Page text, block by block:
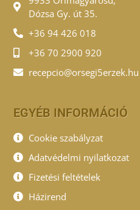
Dózsa Gy. út 35.
+36 94 426 018
+36 70 2900 920
recepcio@orsegi5erzek.hu
EGYÉB INFORMÁCIÓ
Cookie szabályzat
Adatvédelmi nyilatkozat
Fizetési feltételek
Házirend